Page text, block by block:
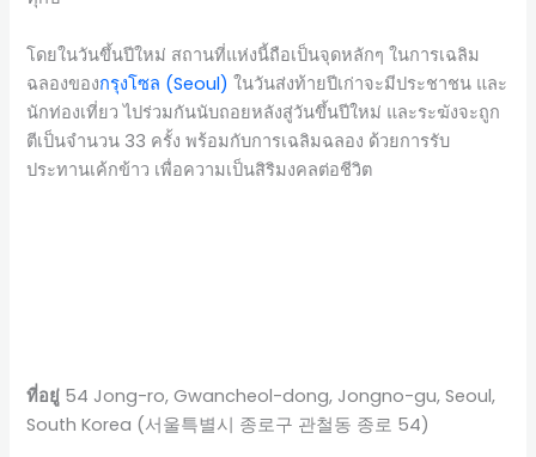
โดยในวันขึ้นปีใหม่ สถานที่แห่งนี้ถือเป็นจุดหลักๆ ในการเฉลิม
ฉลองของกรุงโซล (Seoul) ในวันส่งท้ายปีเก่าจะมีประชาชน และ
นักท่องเที่ยว ไปร่วมกันนับถอยหลังสู่วันขึ้นปีใหม่ และระฆังจะถูก
ตีเป็นจำนวน 33 ครั้ง พร้อมกับการเฉลิมฉลอง ด้วยการรับ
ประทานเค้กข้าว เพื่อความเป็นสิริมงคลต่อชีวิต
ที่อยู่ 54 Jong-ro, Gwancheol-dong, Jongno-gu, Seoul,
South Korea (서울특별시 종로구 관철동 종로 54)